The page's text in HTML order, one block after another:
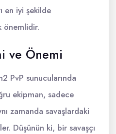
en iyi şekilde
önemlidir.
ve Önemi
PvP sunucularında
ekipman, sadece
zamanda savaşlardaki
Düşünün ki, bir savaşçı